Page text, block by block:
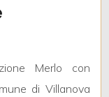
Merlo con
di Villanova